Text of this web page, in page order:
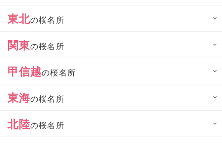
東北の桜名所
関東の桜名所
甲信越の桜名所
東海の桜名所
北陸の桜名所